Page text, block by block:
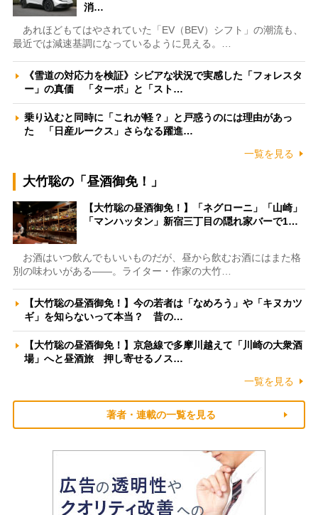
消…
あれほどもてはやされていた「EV（BEV）シフト」の潮流も、
最近では減速基調になっているように見える。…
《雪道の対応力を検証》シビアな状況で実感した「フォレスタ
ー」の真価 「ターボ」と「スト…
乗り込むと同時に「これが軽？」と戸惑うのには理由があっ
た 「日産ルークス」さらなる躍進…
一覧を見る
大竹聡の「昼酒御免！」
【大竹聡の昼酒御免！】「ネグローニ」「山崎」
「マンハッタン」新宿三丁目の隠れ家バーで1…
お酒はいつ飲んでもいいものだが、昼から飲むお酒にはまた格
別の味わいがある――。ライター・作家の大竹…
【大竹聡の昼酒御免！】今の若者は「なめろう」や「キヌカツ
ギ」を知らないって本当？ 昔の…
【大竹聡の昼酒御免！】京急線で多摩川越えて「川崎の大衆酒
場」へと昼酒旅 押し寄せるノス…
一覧を見る
著者・連載の一覧を見る